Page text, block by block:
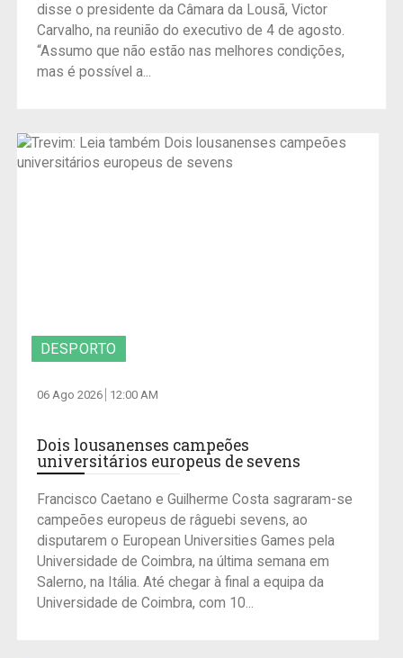
disse o presidente da Câmara da Lousã, Victor
Carvalho, na reunião do executivo de 4 de agosto.
“Assumo que não estão nas melhores condições,
mas é possível a...
DESPORTO
06 Ago 2026 12:00 AM
Dois lousanenses campeões
universitários europeus de sevens
Francisco Caetano e Guilherme Costa sagraram-se
campeões europeus de râguebi sevens, ao
disputarem o European Universities Games pela
Universidade de Coimbra, na última semana em
Salerno, na Itália. Até chegar à final a equipa da
Universidade de Coimbra, com 10...